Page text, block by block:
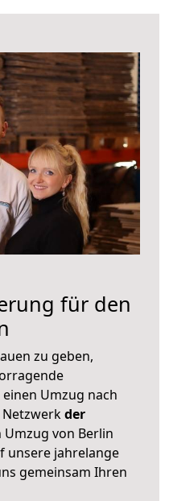
für den
zu geben,
Umzug nach
Netzwerkder
von Berlin
unsere jahrelange
gemeinsam Ihren